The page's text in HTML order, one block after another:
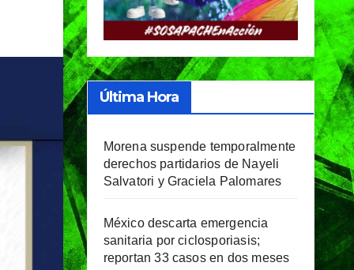
Última Hora
Morena suspende temporalmente
derechos partidarios de Nayeli
Salvatori y Graciela Palomares
México descarta emergencia
sanitaria por ciclosporiasis;
reportan 33 casos en dos meses